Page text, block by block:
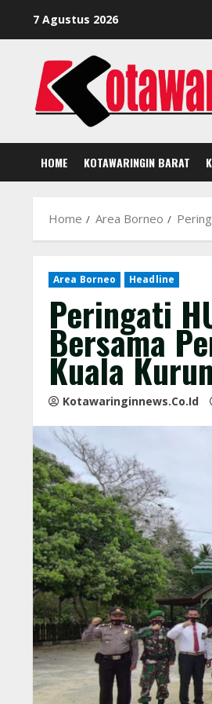
7 Agustus 2026
HOME KOTAWARINGIN BARAT
Home Area Borneo
Area Borneo Headline
Peringati
Bersama
Kuala
Kotawaringinnews.co.id